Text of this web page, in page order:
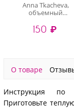
Anna Tkacheva,
объемный
слайдер-дизайн 4D-
016 (crystal)
150 ₽
О товаре
Инструкция по
Приготовьте